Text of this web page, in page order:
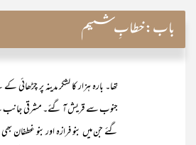
باب:خطابِ ششم
تھا۔ بارہ ہزار کا لشکر مدینہ پر چڑھائی
جنوب سے قریش آ گئے۔ مشرقی جانب
گئے جن میں بنو فرازہ اور بنو غطفان